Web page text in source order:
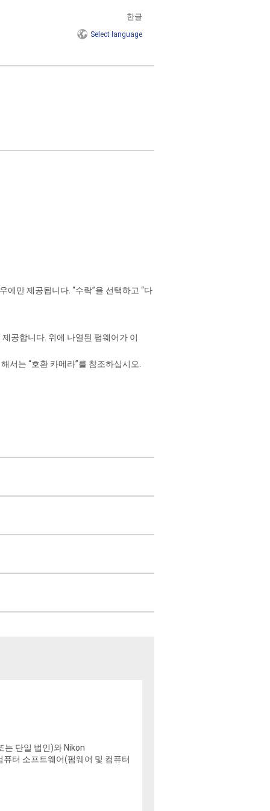
한글
Select language
만 제공됩니다. “수락”을 선택하고 “다
공합니다. 위에 나열된 펌웨어가 이
서는 “호환 카메라”를 참조하십시오.
는 단일 법인)와 Nikon
퓨터 소프트웨어(펌웨어 및 컴퓨터